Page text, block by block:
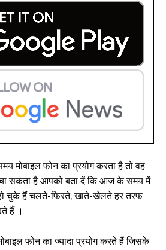
मोबाइल फोन का प्रयोग करता है तो वह
सकता है आपको बता दें कि आज के समय में
चुके हैं चलते-फिरते, खाते-खेलते हर तरफ
हैं ।
फोन का ज्यादा प्रयोग करते हैं जिसके